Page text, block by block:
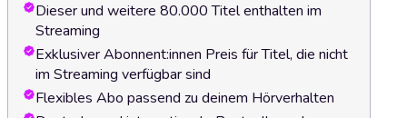
Dieser und weitere 80.000 Titel enthalten im
Streaming
Exklusiver Abonnent:innen Preis für Titel, die nicht
im Streaming verfügbar sind
Flexibles Abo passend zu deinem Hörverhalten